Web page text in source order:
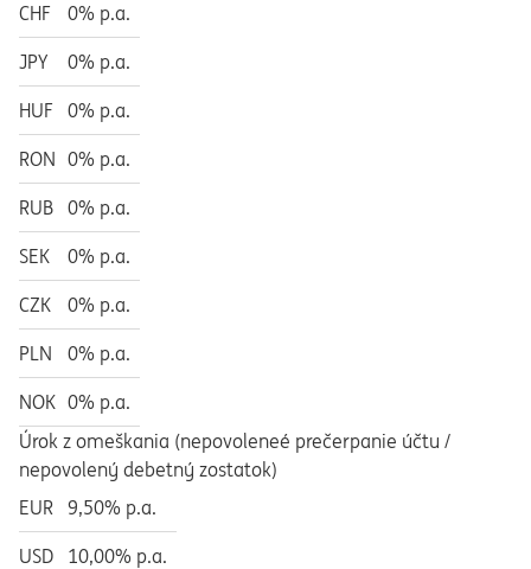
CHF 0% p.a.
JPY 0% p.a.
HUF 0% p.a.
RON 0% p.a.
RUB 0% p.a.
SEK 0% p.a.
CZK 0% p.a.
PLN 0% p.a.
NOK 0% p.a.
Úrok z omeškania (nepovoleneé prečerpanie účtu /
nepovolený debetný zostatok)
EUR 9,50% p.a.
USD 10,00% p.a.